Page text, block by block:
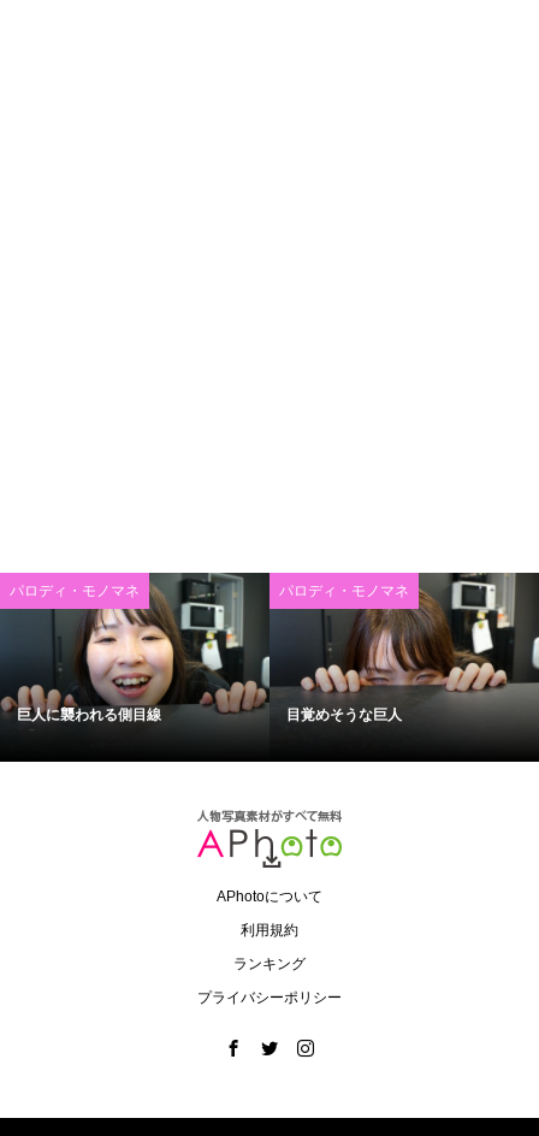
パロディ・モノマネ
巨人に襲われる側目線
パロディ・モノマネ
目覚めそうな巨人
APhotoについて
利用規約
ランキング
プライバシーポリシー